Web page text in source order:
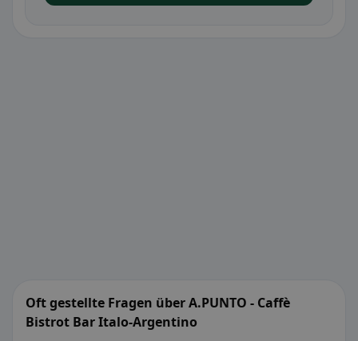
Oft gestellte Fragen über A.PUNTO - Caffè
Bistrot Bar Italo-Argentino